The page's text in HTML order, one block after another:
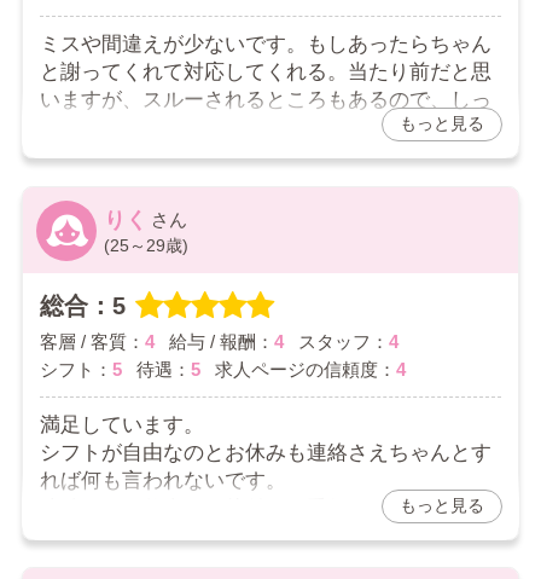
るような対応を心掛けております。
それだけでなく、不安な部分を少しでも解消できるよ
うにも心掛けております。
安心してお仕事に専念できる環境を整えるような対応
をさせて頂きます。
ミスや間違えが少ないです。もしあったらちゃん
と謝ってくれて対応してくれる。当たり前だと思
いますが、スルーされるところもあるので、しっ
かりとしていると感じます。ミスは誰にでもある
し、忙しい時などはしょうがないと思います。普
通にしていれば何も言われないので楽です。
2026/03/26
口コミありがとうございます。
遣いありがとうございます。今後とも頑張りますの
で、よろしくお願いいたします。
もっと見る
りく
(25～29歳)
総合：5
客層 / 客質： 4 給与 / 報酬： 4 スタッフ： 4
シフト： 5 待遇： 5 求人ページの信頼度： 4
満足しています。
シフトが自由なのとお休みも連絡さえちゃんとす
れば何も言われないです。
連続してお仕事だと片付けを手伝ってくれたり、
気に掛けてくれて大丈夫か聞いてくれたりしま
す。
もっと見る